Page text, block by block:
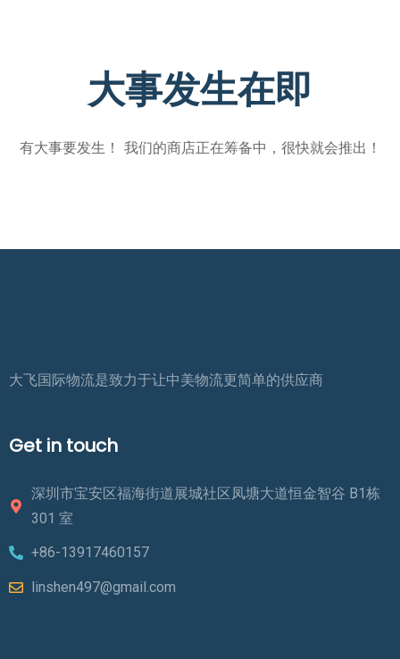
大事发生在即
有大事要发生！ 我们的商店正在筹备中，很快就会推出！
大飞国际物流是致力于让中美物流更简单的供应商
Get in touch
深圳市宝安区福海街道展城社区凤塘大道恒金智谷 B1栋
301 室
+86-13917460157
linshen497@gmail.com